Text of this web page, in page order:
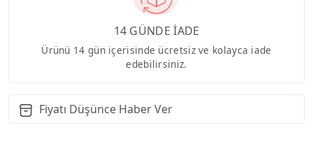
14 GÜNDE İADE
Ürünü 14 gün içerisinde ücretsiz ve kolayca iade
edebilirsiniz.
Fiyatı Düşünce Haber Ver